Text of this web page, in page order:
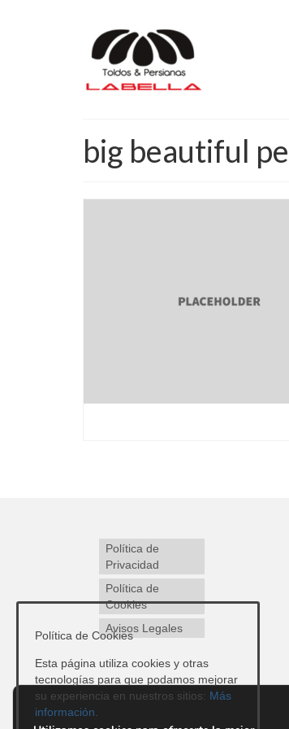
big beautiful
Política de
Privacidad
Política de
Cookies
Avisos Legales
Política de Cookies
Esta página utiliza cookies y otras
tecnologías para que podamos mejorar
su experiencia en nuestros sitios: Más
información.